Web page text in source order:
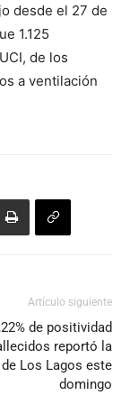
desde el 27 de
1.125
de los
a ventilación
Artículo siguiente
de positividad
reportó la
Los Lagos este
domingo